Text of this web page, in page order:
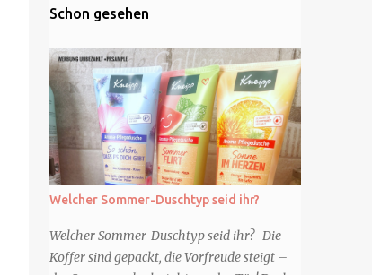
Schon gesehen
Welcher Sommer-Duschtyp seid ihr?
Welcher Sommer-Duschtyp seid ihr? Die
Koffer sind gepackt, die Vorfreude steigt –